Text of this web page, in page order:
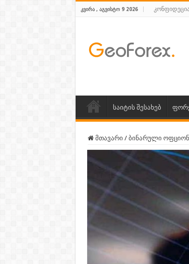
ᲙᲕᲘᲠᲐ , ᲐᲒᲕᲘᲡᲢᲝ 9 2026
საიტის შესახებ
მთავარი / ბინარული